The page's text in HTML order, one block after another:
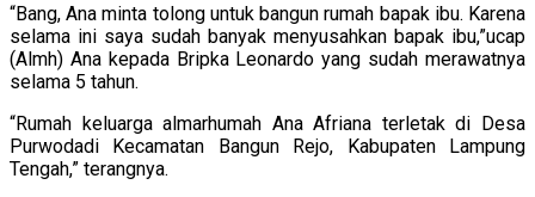
“Bang, Ana minta tolong untuk bangun rumah bapak ibu. Karena
selama ini saya sudah banyak menyusahkan bapak ibu,”ucap
(Almh) Ana kepada Bripka Leonardo yang sudah merawatnya
selama 5 tahun.
“Rumah keluarga almarhumah Ana Afriana terletak di Desa
Purwodadi Kecamatan Bangun Rejo, Kabupaten Lampung
Tengah,” terangnya.